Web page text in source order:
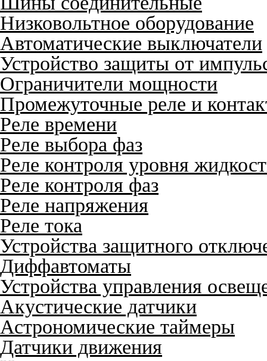
Низковольтное оборудование
Автоматические выключатели
Устройство защиты от
Ограничители мощности
Промежуточные реле и
Реле времени
Реле выбора фаз
Реле контроля уровня
Реле контроля фаз
Реле напряжения
Реле тока
Устройства защитного
Диффавтоматы
Устройства управления
Акустические датчики
Астрономические таймеры
Датчики движения